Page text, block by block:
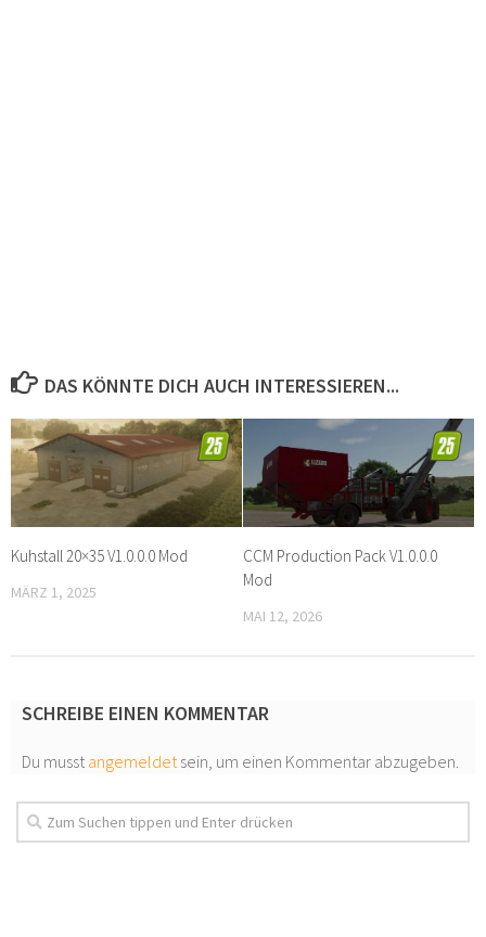
DAS KÖNNTE DICH AUCH INTERESSIEREN...
Kuhstall 20×35 V1.0.0.0 Mod
MÄRZ 1, 2025
CCM Production Pack V1.0.0.0
Mod
MAI 12, 2026
SCHREIBE EINEN KOMMENTAR
Du musstangemeldetsein, um einen Kommentar abzugeben.